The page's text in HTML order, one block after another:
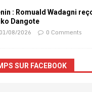
: Romuald Wadagni
Dangote
01/08/2026 0 Comments
SUR FACEBOOK